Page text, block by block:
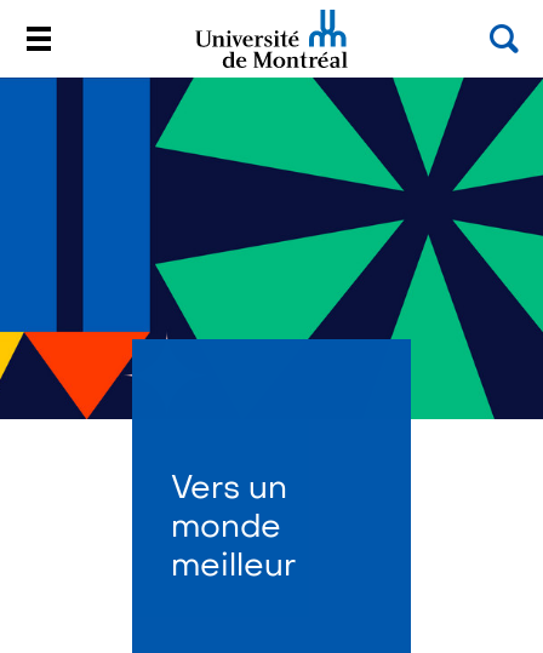
Université de Montréal
Vers un
monde
meilleur